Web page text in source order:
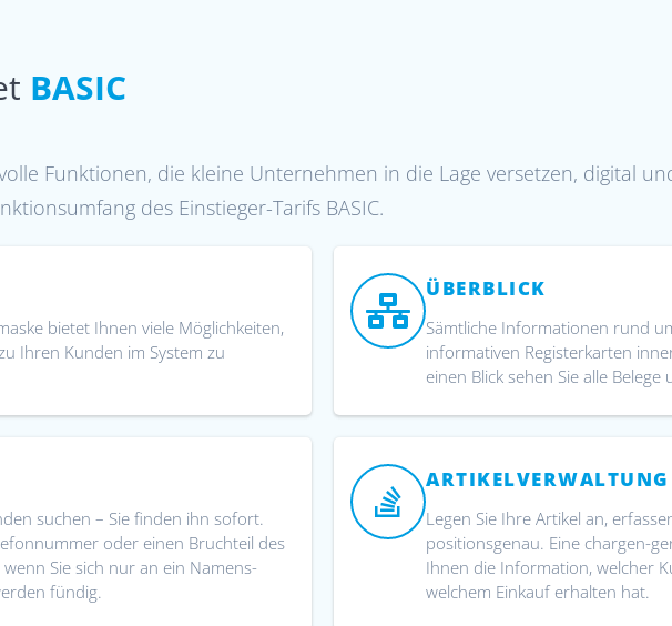
BASIC
Funktionen, die kleine Unternehmen in die Lage versetzen, digital
des Einstieger-Tarifs BASIC.
bietet Ihnen viele Möglichkeiten,
Ihren Kunden im System zu
ÜBERBLICK
Sämtliche Informationen rund
informativen Registerkarten
einen Blick sehen Sie alle
suchen – Sie finden ihn sofort.
oder einen Bruchteil des
Sie sich nur an ein Namens-
fündig.
ARTIKELVERWALTUNG
Legen Sie Ihre Artikel an,
positionsgenau. Eine chargen-
Ihnen die Information, welcher
welchem Einkauf erhalten hat.